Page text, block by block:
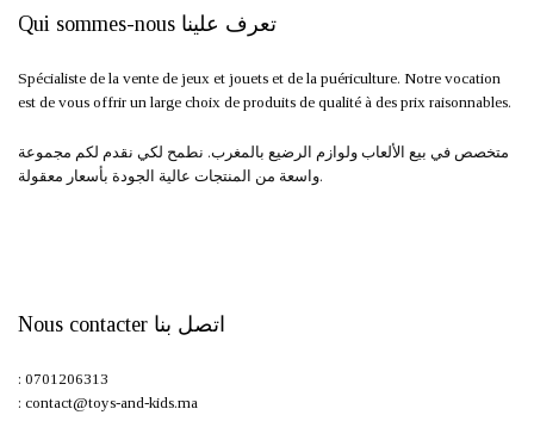
Qui sommes-nous تعرف علينا
Spécialiste de la vente de jeux et jouets et de la puériculture. Notre vocation
est de vous offrir un large choix de produits de qualité à des prix raisonnables.
متخصص في بيع الألعاب ولوازم الرضيع بالمغرب. نطمح لكي نقدم لكم مجموعة
واسعة من المنتجات عالية الجودة بأسعار معقولة.
Nous contacter اتصل بنا
: 0701206313
: contact@toys-and-kids.ma